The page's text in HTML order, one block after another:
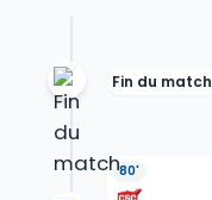
Fin du match
80'